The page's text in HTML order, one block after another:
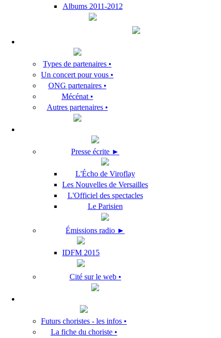
Albums 2011-2012
Types de partenaires •
Un concert pour vous •
ONG partenaires •
Mécénat •
Autres partenaires •
Presse écrite ►
L'Écho de Viroflay
Les Nouvelles de Versailles
L'Officiel des spectacles
Le Parisien
Émissions radio ►
IDFM 2015
Cité sur le web •
Futurs choristes - les infos •
La fiche du choriste •